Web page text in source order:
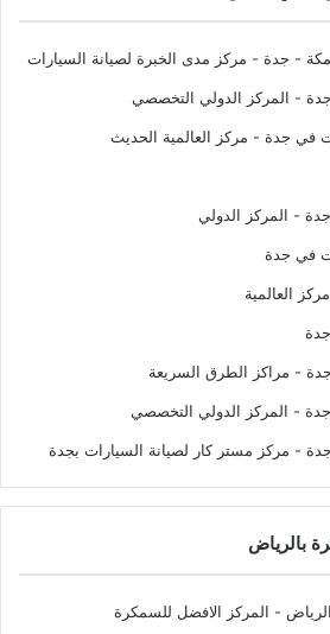
- جدة - مركز مدى الخبرة لصيانة السيارات
- المركز الدولي التخصصي
في جدة - مركز العالمية الحديث
- المركز الدولي
في جدة
العالمية
- مراكز الطرق السريعة
- المركز الدولي التخصصي
- مركز مستر كار لصيانة السيارات بجدة
بالرياض
- المركز الافضل للسمكرة